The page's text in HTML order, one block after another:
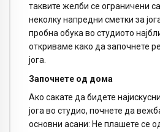
таквите желби се ограничени
неколку напредни сметки за
пробна обука во студиото
откриваме како да започнете
јога.
Започнете од дома
Ако сакате да бидете
јога во студио, почнете да
основни асани: Не плашете се